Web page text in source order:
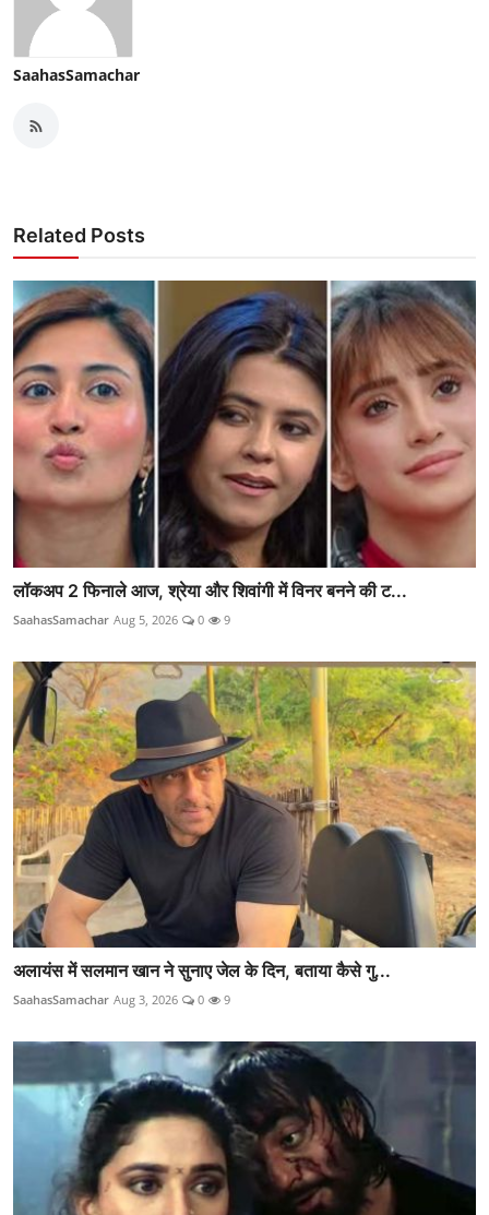
SaahasSamachar
Related Posts
लॉकअप 2 फिनाले आज, श्रेया और शिवांगी में विनर बनने की ट...
SaahasSamachar Aug 5, 2026 0 9
अलायंस में सलमान खान ने सुनाए जेल के दिन, बताया कैसे गु...
SaahasSamachar Aug 3, 2026 0 9